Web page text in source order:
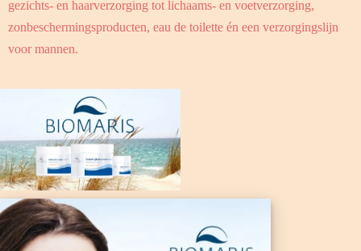
gezichts- en haarverzorging tot lichaams- en voetverzorging,
zonbeschermingsproducten, eau de toilette én een verzorgingslijn
voor mannen.